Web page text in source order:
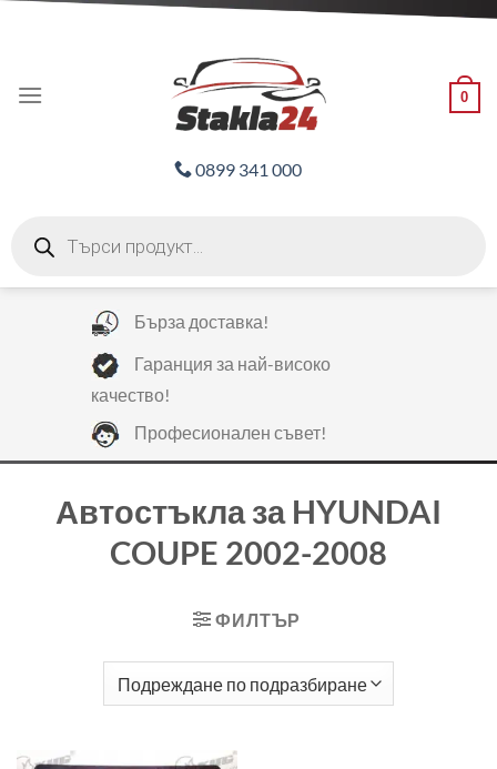
0
0899 341 000
search
Бърза доставка!
Гаранция за най-високо
качество!
Професионален съвет!
Автостъкла за HYUNDAI
COUPE 2002-2008
ФИЛТЪР